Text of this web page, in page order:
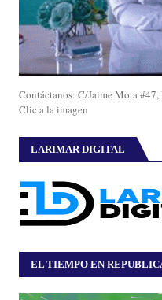
Contáctanos: C/Jaime Mota
Clic a la imagen
LARIMAR DIGITAL
EL TIEMPO EN